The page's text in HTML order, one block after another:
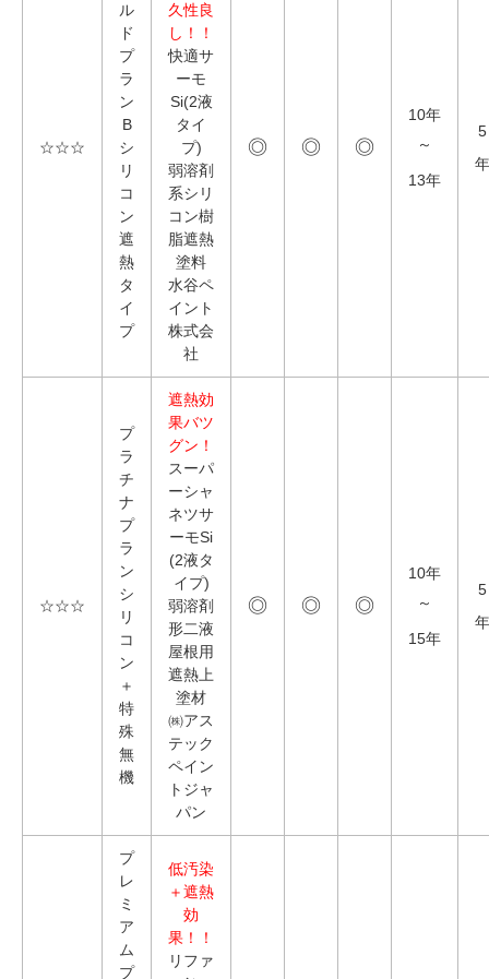
☆☆☆
ル
ド
プ
ラ
ン
B
シ
リ
コ
ン
遮
熱
タ
イ
プ
久性良
し！！
快適サ
ーモ
Si(2液
タイ
プ)
弱溶剤
系シリ
コン樹
脂遮熱
塗料
水谷ペ
イント
株式会
社
◎ ◎ ◎
10年
～
13年
5
年
☆☆☆
プ
ラ
チ
ナ
プ
ラ
ン
シ
リ
コ
ン
＋
特
殊
無
機
遮熱効
果バツ
グン！
スーパ
ーシャ
ネツサ
ーモSi
(2液タ
イプ)
弱溶剤
形二液
屋根用
遮熱上
塗材
㈱アス
テック
ペイン
トジャ
パン
◎ ◎ ◎
10年
～
15年
5
年
プ
レ
ミ
ア
ム
プ
低汚染
＋遮熱
効
果！！
リファ